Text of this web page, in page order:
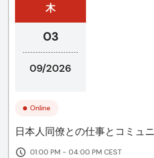
木
03
09/2026
Online
日本人同僚との仕事とコミュ
01:00 PM - 04:00 PM CEST